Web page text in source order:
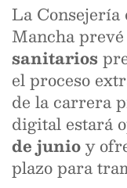
La
Mancha
sanitarios
el proceso
de la carrera
digital estará
de junioy
plazo para